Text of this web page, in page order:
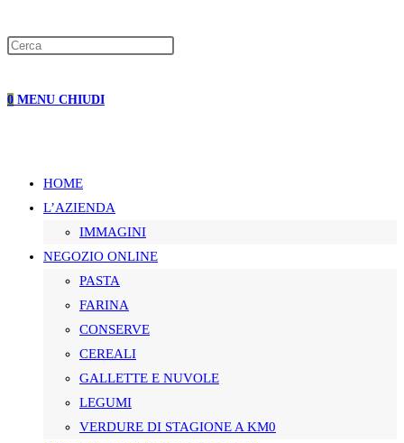
SITO
WEB
0 MENU CHIUDI
HOME
L’AZIENDA
IMMAGINI
NEGOZIO ONLINE
PASTA
FARINA
CONSERVE
CEREALI
GALLETTE E NUVOLE
LEGUMI
VERDURE DI STAGIONE A KM0